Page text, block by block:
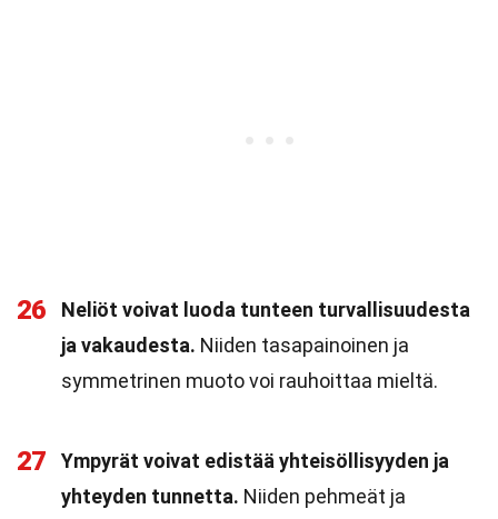
26
Neliöt voivat luoda tunteen turvallisuudesta
ja vakaudesta. Niiden tasapainoinen ja
symmetrinen muoto voi rauhoittaa mieltä.
27
Ympyrät voivat edistää yhteisöllisyyden ja
yhteyden tunnetta. Niiden pehmeät ja